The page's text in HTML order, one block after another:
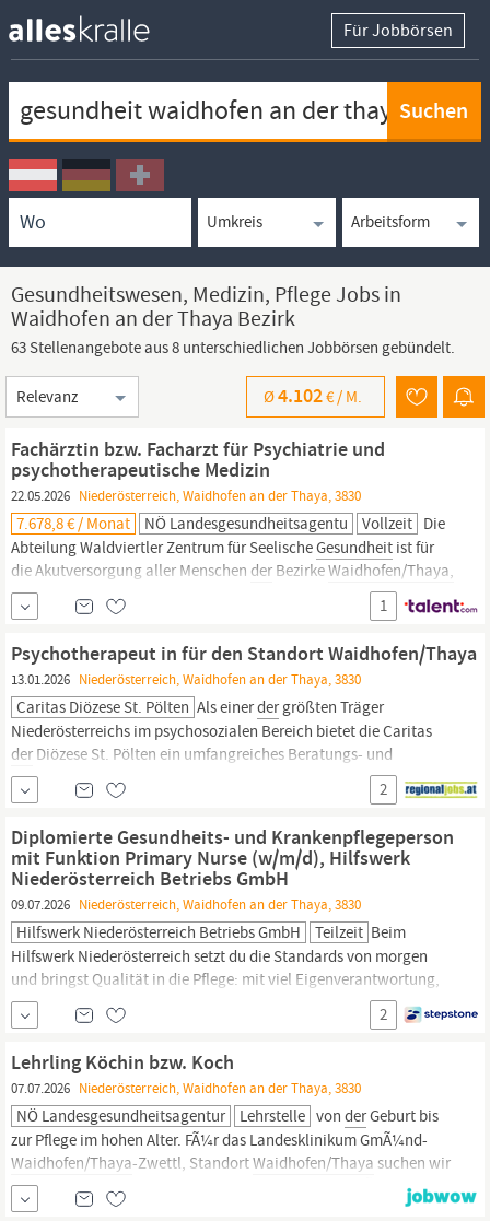
Für Jobbörsen
Ortssuche
Umkreissuche
Arbeitsform
Gesundheitswesen, Medizin, Pflege Jobs in
Waidhofen an der Thaya Bezirk
63 Stellenangebote aus 8 unterschiedlichen Jobbörsen gebündelt.
Sortierung
Ø4.102€ / M.
Fachärztin bzw. Facharzt für Psychiatrie und
psychotherapeutische Medizin
22.05.2026 Niederösterreich, Waidhofen an der Thaya, 3830
7.678,8 € / Monat NÖ Landesgesundheitsagentu Vollzeit Die
Abteilung Waldviertler Zentrum für SeelischeGesundheit ist für
die Akutversorgung aller Menschen der BezirkeWaidhofen/Thaya,
Horn, Gmünd und Zwettl zuständig, die
einer psychischen
Erkrankung leiden. Das dynamische Team versorgt mit 35 Betten
Arbeitsalltag ist abwechslungsreich
und spannend, die Versorgungder PatientInnen
1
Psychotherapeut in für den Standort Waidhofen/Thaya
13.01.2026 Niederösterreich, Waidhofen an der Thaya, 3830
Caritas Diözese St. Pölten Als einerdergrößten Träger
Niederösterreichs im psychosozialen Bereich bietet die Caritas
der Diözese St. Pölten ein umfangreiches Beratungs- und
Behandlungsangebot
20 Standorten mit 460 Mitarbeiter innen
aus verschiedensten Berufsgruppen. Die Caritas
Diözese St.
Waidhofen/Thaya.Wir bieten auch
2
Diplomierte Gesundheits- und Krankenpflegeperson
mit Funktion Primary Nurse (w/m/d), Hilfswerk
Niederösterreich Betriebs GmbH
09.07.2026 Niederösterreich, Waidhofen an der Thaya, 3830
Hilfswerk Niederösterreich Betriebs GmbH Teilzeit Beim
Hilfswerk Niederösterreich setzt du die Standards von morgen
und bringst Qualität in die Pflege: mit viel Eigenverantwortung,
deinem Fachwissen und wertvollem Austausch. Wir sind die Nr. 1
inder Pflege zu Hause! Werde auch du Teil unseres Teams! Inder
Jobposition DiplomierteGesundheits-
2
Lehrling Köchin bzw. Koch
07.07.2026 Niederösterreich, Waidhofen an der Thaya, 3830
NÖ Landesgesundheitsagentur Lehrstelle von derGeburt bis
zur Pflege im hohen Alter. FÃ¼r das Landesklinikum GmÃ¼nd-
Waidhofen/Thaya-Zwettl, StandortWaidhofen/Thaya suchen wir
mit sofortiger Wirkung einen Lehrling im Lehrberuf KÃ¶chin bzw.
Koch Wir suchen eine engagierte und interessierte Person, die